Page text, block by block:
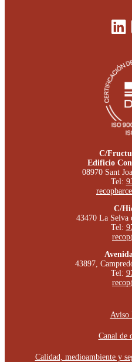
C/
Edificio
08970 Sant
Tel:
C/
43470 La Selva
Tel:
43897,
Tel:
Aviso
Canal de
Calidad, medioambiente y